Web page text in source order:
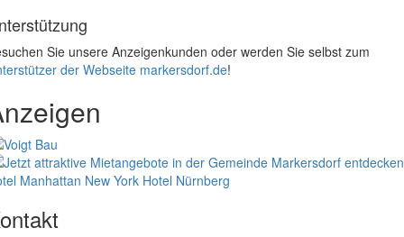
Sie unsere Anzeigenkunden oder werden Sie selbst zum
der Webseite markersdorf.de!
Manhattan New York Hotel Nürnberg